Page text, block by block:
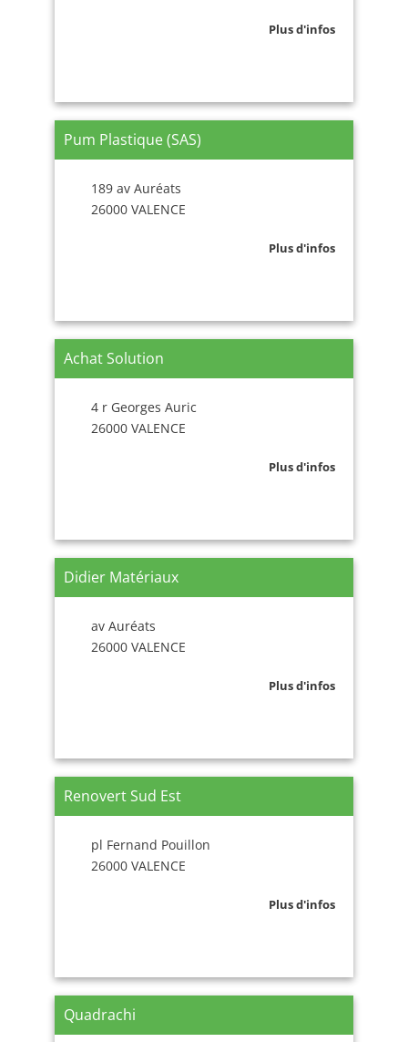
Plus d'infos
Pum Plastique (SAS)
189 av Auréats
26000 VALENCE
Plus d'infos
Achat Solution
4 r Georges Auric
26000 VALENCE
Plus d'infos
Didier Matériaux
av Auréats
26000 VALENCE
Plus d'infos
Renovert Sud Est
pl Fernand Pouillon
26000 VALENCE
Plus d'infos
Quadrachi